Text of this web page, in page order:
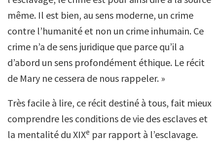
même. Il est bien, au sens moderne, un crime
contre l’humanité et non un crime inhumain. Ce
crime n’a de sens juridique que parce qu’il a
d’abord un sens profondément éthique. Le récit
de Mary ne cessera de nous rappeler. »
Très facile à lire, ce récit destiné à tous, fait mieux
comprendre les conditions de vie des esclaves et
la mentalité du XIXe par rapport à l’esclavage.